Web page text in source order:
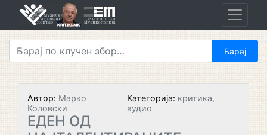
Автор: Марко
Коловски
Категорија: критика,
аудио
ЕДЕН ОД